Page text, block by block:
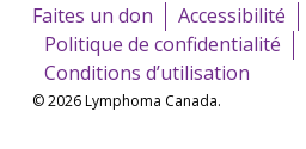
Faites un don
Accessibilité
Politique de confidentialité
Conditions d’utilisation
© 2026 Lymphoma Canada.